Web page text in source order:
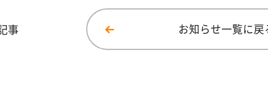
事 お知らせ一覧に戻